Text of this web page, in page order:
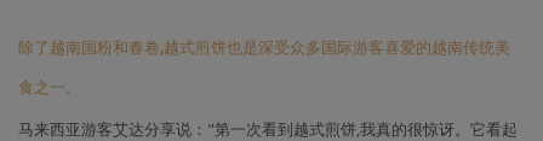
除了越南国粉和春卷,越式煎饼也是深受众多国际游客喜爱的越南传统美
食之一。
马来西亚游客艾达分享说："第一次看到越式煎饼,我真的很惊讶。它看起